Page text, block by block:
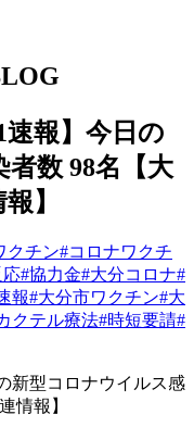
速報】今日の
数 98名【大
】
クチン#コロナワクチ
応#協力金#大分コロナ#
報#大分市ワクチン#大
クテル療法#時短要請#
新型コロナウイルス感
情報】